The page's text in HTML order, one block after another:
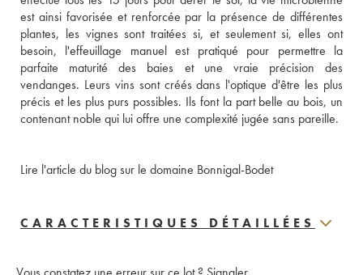
est ainsi favorisée et renforcée par la présence de différentes
plantes, les vignes sont traitées si, et seulement si, elles ont
besoin, l'effeuillage manuel est pratiqué pour permettre la
parfaite maturité des baies et une vraie précision des
vendanges. Leurs vins sont créés dans l'optique d'être les plus
précis et les plus purs possibles. Ils font la part belle au bois, un
contenant noble qui lui offre une complexité jugée sans pareille.
Lire l'article du blog sur le domaine Bonnigal-Bodet
CARACTERISTIQUES DÉTAILLÉES